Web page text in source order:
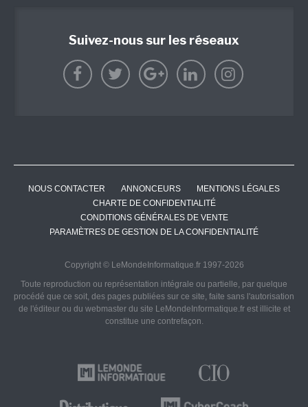
Suivez-nous sur les réseaux
NOUS CONTACTER ANNONCEURS
MENTIONS LÉGALES
CHARTE DE CONFIDENTIALITÉ
CONDITIONS GÉNÉRALES DE VENTE
PARAMÈTRES DE GESTION DE LA CONFIDENTIALITÉ
Copyright © LeMondeInformatique.fr 1997-2026
Toute reproduction ou représentation intégrale ou partielle, par quelque
procédé que ce soit, des pages publiées sur ce site, faite sans l'autorisation
de l'éditeur ou du webmaster du site LeMondeInformatique.fr est illicite et
constitue une contrefaçon.